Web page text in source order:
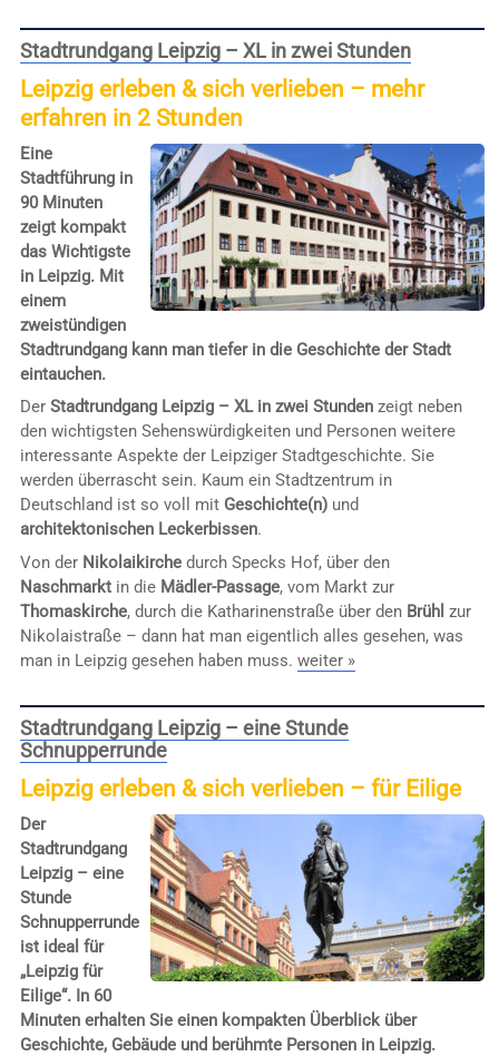
Stadtrundgang Leipzig – XL in zwei Stunden
Leipzig erleben & sich verlieben – mehr
erfahren in 2 Stunden
Eine
Stadtführung in
90 Minuten
zeigt kompakt
das Wichtigste
in Leipzig. Mit
einem
zweistündigen
Stadtrundgang kann man tiefer in die Geschichte der Stadt
eintauchen.
Der Stadtrundgang Leipzig – XL in zwei Stundenzeigt neben
den wichtigsten Sehenswürdigkeiten und Personen weitere
interessante Aspekte der Leipziger Stadtgeschichte. Sie
werden überrascht sein. Kaum ein Stadtzentrum in
Deutschland ist so voll mit Geschichte(n)und
architektonischen Leckerbissen.
Von der Nikolaikirchedurch Specks Hof, über den
Naschmarktin die Mädler-Passage, vom Markt zur
Thomaskirche, durch die Katharinenstraße über den Brühl zur
Nikolaistraße – dann hat man eigentlich alles gesehen, was
man in Leipzig gesehen haben muss. weiter »
Stadtrundgang Leipzig – eine Stunde
Schnupperrunde
Leipzig erleben & sich verlieben – für Eilige
Der
Stadtrundgang
Leipzig – eine
Stunde
Schnupperrunde
ist ideal für
„Leipzig für
Eilige“. In 60
Minuten erhalten Sie einen kompakten Überblick über
Geschichte, Gebäude und berühmte Personen in Leipzig.